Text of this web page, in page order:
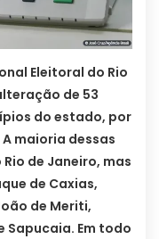
Eleitoral do Rio
de 53
do estado, por
maioria dessas
de Janeiro, mas
de Caxias,
de Meriti,
Sapucaia. Em todo